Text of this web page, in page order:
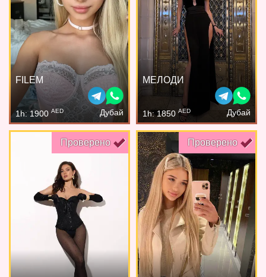
FILEM
1h: 1900 AED Дубай
МЕЛОДИ
1h: 1850 AED Дубай
Проверено Проверено